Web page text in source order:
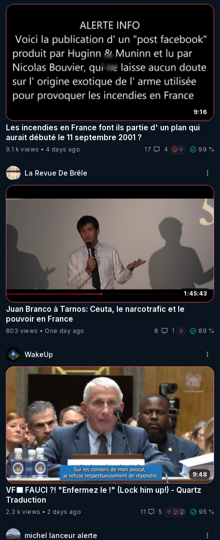
9:16
Les incendies en France font ils partie d' un plan qui
aurait débuté le 11 septembre 2001 ?
9.1 k views 4 days ago 17 4 99 %
La Revue De Brêle
1:45:43
Juan Branco à Tarnos: Ceuta, le narcotrafic et le
pouvoir en France
803 views One day ago 8 1 89 %
WakeUp
9:48
VF🟩 FAUCI ?! "Enfermez le !" (Lock him up!) - Quartz
Traduction
2.3 k views 2 days ago 11 5 95 %
michel lanceur alerte